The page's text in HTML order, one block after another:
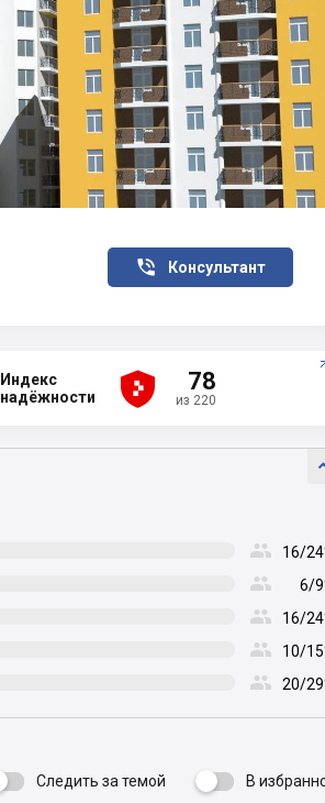
Консультант

Индекс
надёжности




 78
из 220
 16/
 6/
 16/
 10/
 20/
Следить за темой  В